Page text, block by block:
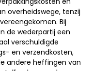
overheidswege, tenzij
Bij
de wederpartij een
verschuldigde
en verzendkosten,
andere heffingen van